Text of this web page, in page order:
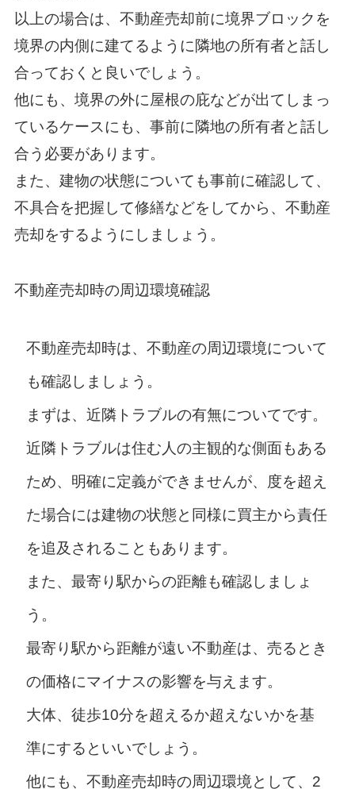
以上の場合は、不動産売却前に境界ブロックを
境界の内側に建てるように隣地の所有者と話し
合っておくと良いでしょう。
他にも、境界の外に屋根の庇などが出てしまっ
ているケースにも、事前に隣地の所有者と話し
合う必要があります。
また、建物の状態についても事前に確認して、
不具合を把握して修繕などをしてから、不動産
売却をするようにしましょう。
不動産売却時の周辺環境確認
不動産売却時は、不動産の周辺環境について
も確認しましょう。
まずは、近隣トラブルの有無についてです。
近隣トラブルは住む人の主観的な側面もある
ため、明確に定義ができませんが、度を超え
た場合には建物の状態と同様に買主から責任
を追及されることもあります。
また、最寄り駅からの距離も確認しましょ
う。
最寄り駅から距離が遠い不動産は、売るとき
の価格にマイナスの影響を与えます。
大体、徒歩10分を超えるか超えないかを基
準にするといいでしょう。
他にも、不動産売却時の周辺環境として、2